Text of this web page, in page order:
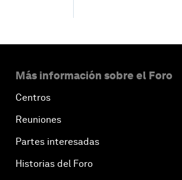
Más información sobre el Foro
Centros
Reuniones
Partes interesadas
Historias del Foro